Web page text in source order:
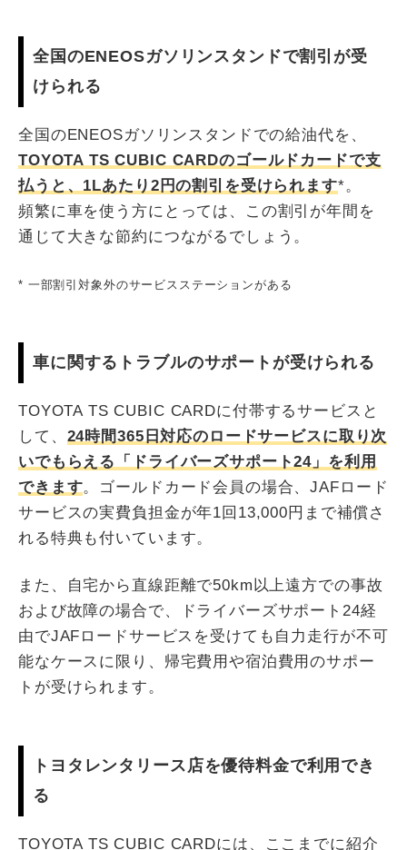
全国のENEOSガソリンスタンドで割引が受
けられる
全国のENEOSガソリンスタンドでの給油代を、
TOYOTA TS CUBIC CARDのゴールドカードで支
払うと、1Lあたり2円の割引を受けられます*。
頻繁に車を使う方にとっては、この割引が年間を
通じて大きな節約につながるでしょう。
* 一部割引対象外のサービスステーションがある
車に関するトラブルのサポートが受けられる
TOYOTA TS CUBIC CARDに付帯するサービスと
して、 24時間365日対応のロードサービスに取り次
いでもらえる「ドライバーズサポート24」を利用
できます。ゴールドカード会員の場合、JAFロード
サービスの実費負担金が年1回13,000円まで補償さ
れる特典も付いています。
また、自宅から直線距離で50km以上遠方での事故
および故障の場合で、ドライバーズサポート24経
由でJAFロードサービスを受けても自力走行が不可
能なケースに限り、帰宅費用や宿泊費用のサポー
トが受けられます。
トヨタレンタリース店を優待料金で利用でき
る
TOYOTA TS CUBIC CARDには、ここまでに紹介